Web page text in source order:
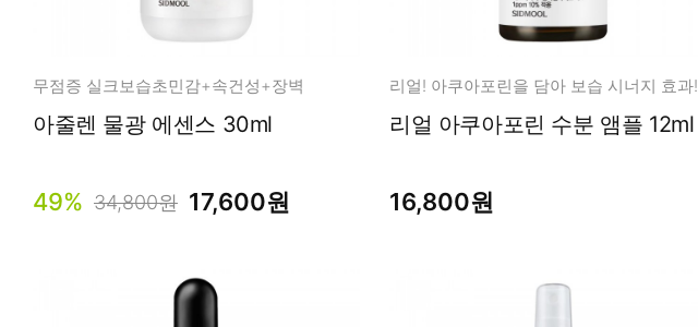
무점증 실크보습초민감+속건성+장벽
아줄렌 물광 에센스 30ml
49% 34,800원 17,600원
리얼! 아쿠아포린을 담아 보습 시너지 효과!
리얼 아쿠아포린 수분 앰플 12ml
16,800원